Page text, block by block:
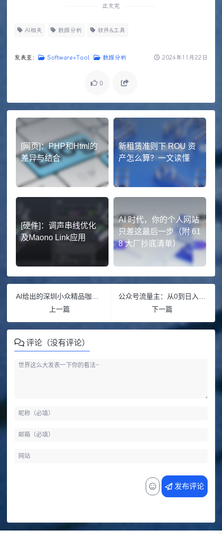
正文完
AI相关 数据分析 软件&工具
发表至： Software+Tool 数据分析 2024年11月22日
0
[网页]：PHP和Html的
差异与结合
新租赁准则下 ROU 资
产怎么算？一文读懂
[硬件]：调声串线优化
及Maono Link应用
AI 时代，你的个人网站
只差这最后一步（附 61
8 大厂抄底清单）
AI给出的深圳小众精品咖啡 10→50 家扩张指南：从战略到落地
上一篇
公众号流量主：从0到日入30的实操路径
下一篇
评论（没有评论）
发布评论